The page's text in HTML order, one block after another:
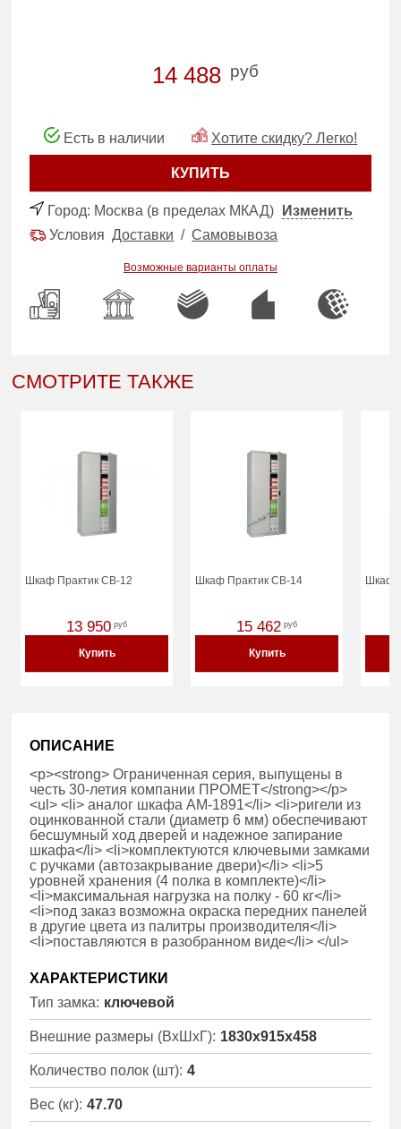
14 488 руб
Есть в наличии Хотите скидку? Легко!
КУПИТЬ
Город: Москва (в пределах МКАД)
Изменить
УсловияДоставки /Самовывоза
Возможные варианты оплаты
СМОТРИТЕ ТАКЖЕ
Шкаф Практик CB-12
13 950 руб
Купить
Шкаф Практик CB-14
15 462 руб
Купить
Шкаф
ОПИСАНИЕ
<p><strong> Ограниченная серия, выпущены в
честь 30-летия компании ПРОМЕТ</strong></p>
<ul> <li> аналог шкафа АМ-1891</li> <li>ригели из
оцинкованной стали (диаметр 6 мм) обеспечивают
бесшумный ход дверей и надежное запирание
шкафа</li> <li>комплектуются ключевыми замками
с ручками (автозакрывание двери)</li> <li>5
уровней хранения (4 полка в комплекте)</li>
<li>максимальная нагрузка на полку - 60 кг</li>
<li>под заказ возможна окраска передних панелей
в другие цвета из палитры производителя</li>
<li>поставляются в разобранном виде</li> </ul>
ХАРАКТЕРИСТИКИ
Тип замка: ключевой
Внешние размеры (ВхШхГ): 1830x915x458
Количество полок (шт): 4
Вес (кг): 47.70